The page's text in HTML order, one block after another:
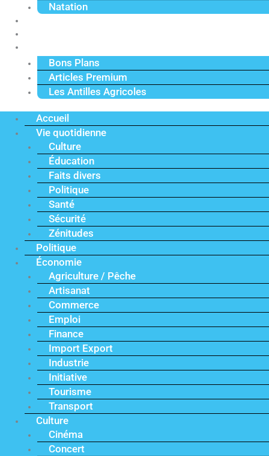
Natation
Bons Plans
Articles Premium
Les Antilles Agricoles
Accueil
Vie quotidienne
Culture
Éducation
Faits divers
Politique
Santé
Sécurité
Zénitudes
Politique
Économie
Agriculture / Pêche
Artisanat
Commerce
Emploi
Finance
Import Export
Industrie
Initiative
Tourisme
Transport
Culture
Cinéma
Concert